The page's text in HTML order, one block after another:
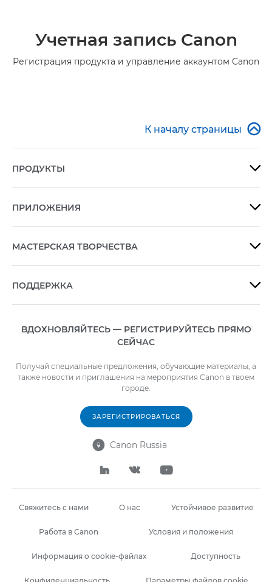
Учетная запись Canon
Регистрация продукта и управление аккаунтом Canon
К началу страницы 
ПРОДУКТЫ 
ПРИЛОЖЕНИЯ 
МАСТЕРСКАЯ ТВОРЧЕСТВА 
ПОДДЕРЖКА 
ВДОХНОВЛЯЙТЕСЬ — РЕГИСТРИРУЙТЕСЬ ПРЯМО
СЕЙЧАС
Получай специальные предложения, обучающие материалы, а
также новости и приглашения на мероприятия Canon в твоем
городе.
ЗАРЕГИСТРИРОВАТЬСЯ
 Canon Russia
  
Свяжитесь с нами О нас Устойчивое развитие
Работа в Canon Условия и положения
Информация о cookie-файлах Доступность